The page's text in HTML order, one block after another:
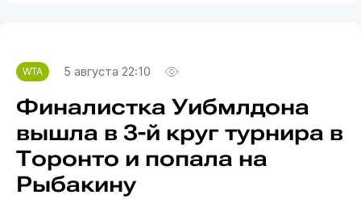
WTA 5 августа 22:10
Финалистка Уибмлдона
вышла в 3-й круг турнира в
Торонто и попала на
Рыбакину